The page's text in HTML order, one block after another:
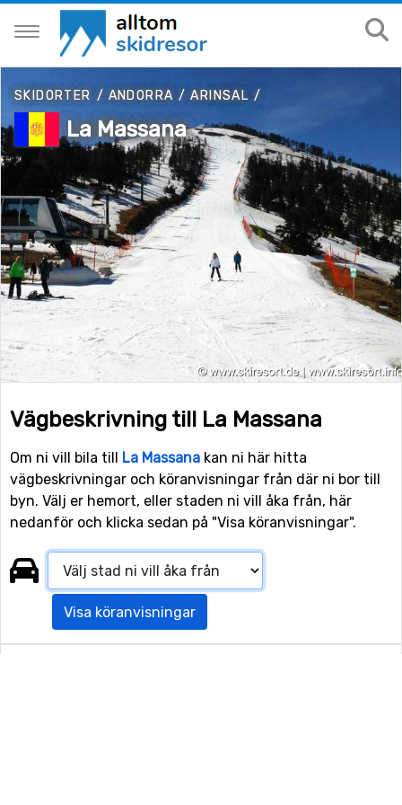
SKIDORTER / ANDORRA /ARINSAL /
La Massana
Vägbeskrivning till La Massana
Om ni vill bila till La Massana kan ni här hitta
vägbeskrivningar och köranvisningar från där ni bor till
byn. Välj er hemort, eller staden ni vill åka från, här
nedanför och klicka sedan på "Visa köranvisningar".
Visa köranvisningar